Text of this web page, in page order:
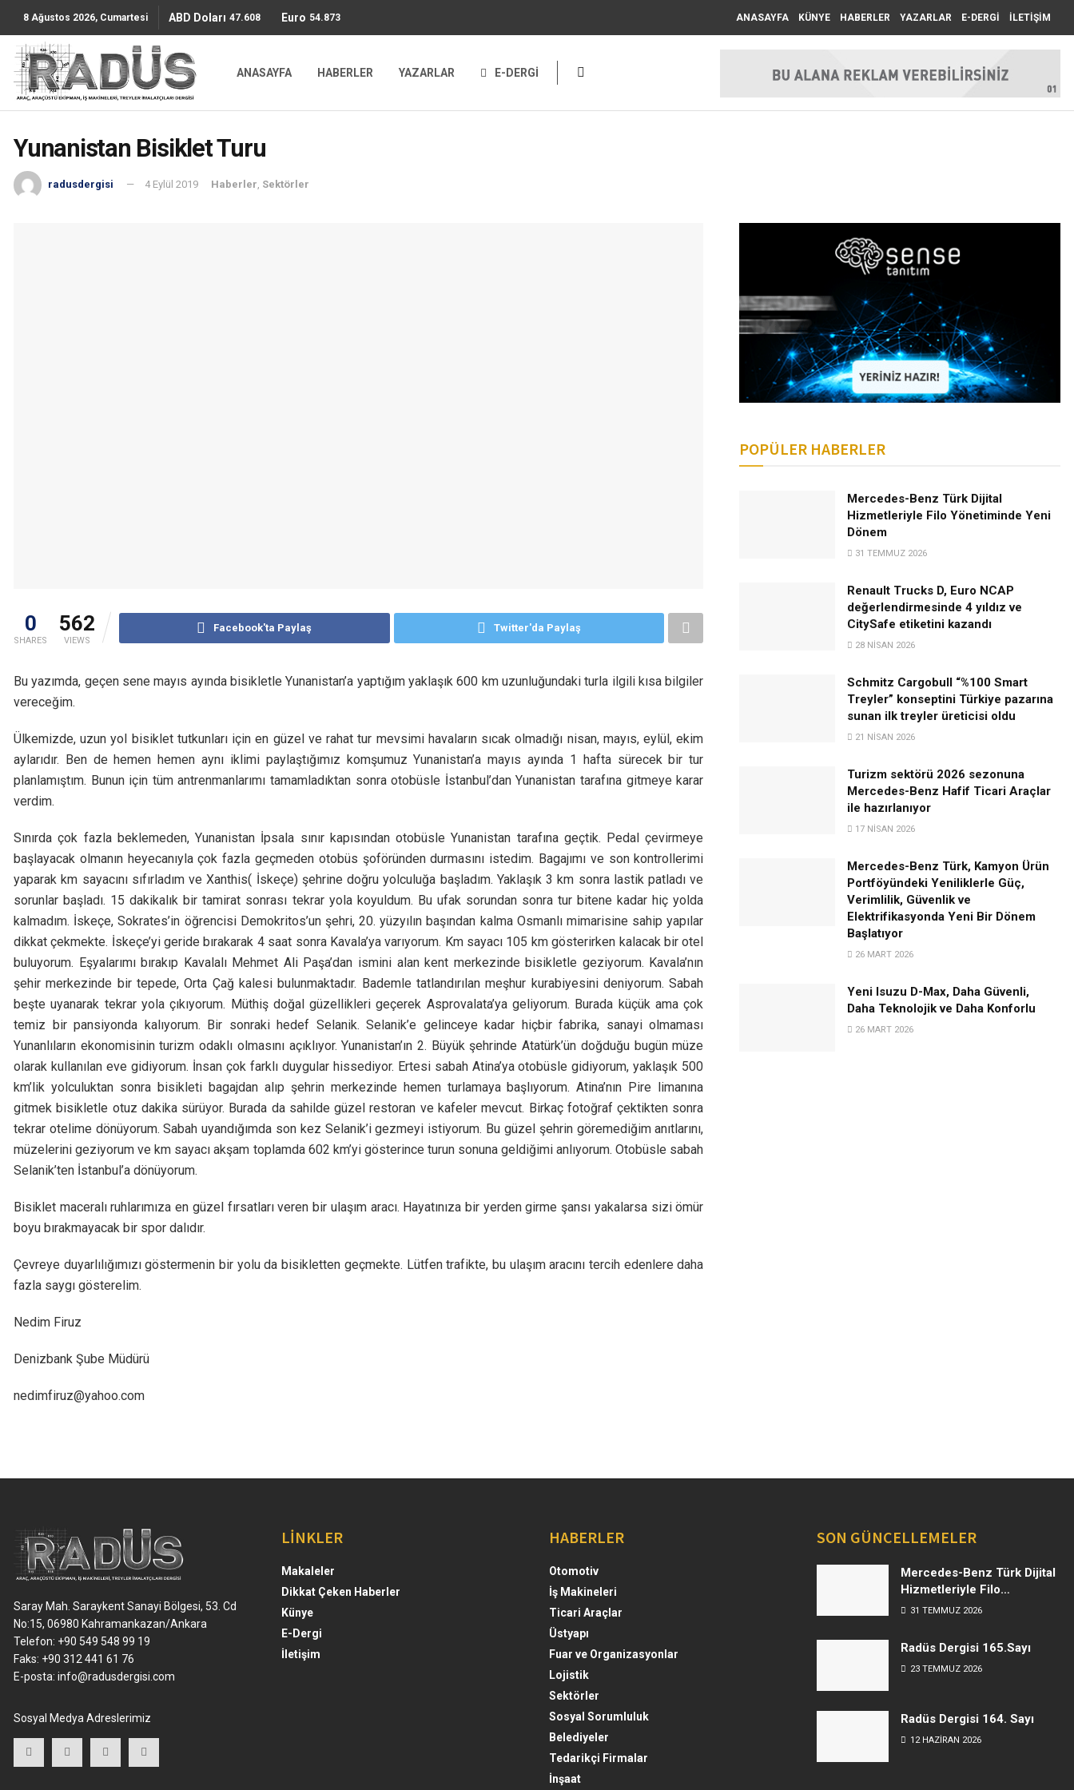
8 Ağustos 2026, Cumartesi ABD Doları 47.6085 Euro 54.8736 ANASAYFA KÜNYE HABERLER YAZARLAR E-DERGİ İLETİŞİM
ANASAYFA HABERLER YAZARLAR E-DERGİ
Yunanistan Bisiklet Turu
radusdergisi 4 Eylül 2019 Haberler, Sektörler
0
SHARES
562
VIEWS
Facebook'ta Paylaş Twitter'da Paylaş
Bu yazımda, geçen sene mayıs ayında bisikletle Yunanistan’a yaptığım yaklaşık 600 km uzunluğundaki turla ilgili kısa bilgiler
vereceğim.
Ülkemizde, uzun yol bisiklet tutkunları için en güzel ve rahat tur mevsimi havaların sıcak olmadığı nisan, mayıs, eylül, ekim
aylarıdır. Ben de hemen hemen aynı iklimi paylaştığımız komşumuz Yunanistan’a mayıs ayında 1 hafta sürecek bir tur
planlamıştım. Bunun için tüm antrenmanlarımı tamamladıktan sonra otobüsle İstanbul’dan Yunanistan tarafına gitmeye karar
verdim.
Sınırda çok fazla beklemeden, Yunanistan İpsala sınır kapısından otobüsle Yunanistan tarafına geçtik. Pedal çevirmeye
başlayacak olmanın heyecanıyla çok fazla geçmeden otobüs şoföründen durmasını istedim. Bagajımı ve son kontrollerimi
yaparak km sayacını sıfırladım ve Xanthis( İskeçe) şehrine doğru yolculuğa başladım. Yaklaşık 3 km sonra lastik patladı ve
sorunlar başladı. 15 dakikalık bir tamirat sonrası tekrar yola koyuldum. Bu ufak sorundan sonra tur bitene kadar hiç yolda
kalmadım. İskeçe, Sokrates’in öğrencisi Demokritos’un şehri, 20. yüzyılın başından kalma Osmanlı mimarisine sahip yapılar
dikkat çekmekte. İskeçe’yi geride bırakarak 4 saat sonra Kavala’ya varıyorum. Km sayacı 105 km gösterirken kalacak bir otel
buluyorum. Eşyalarımı bırakıp Kavalalı Mehmet Ali Paşa’dan ismini alan kent merkezinde bisikletle geziyorum. Kavala’nın
şehir merkezinde bir tepede, Orta Çağ kalesi bulunmaktadır. Bademle tatlandırılan meşhur kurabiyesini deniyorum. Sabah
beşte uyanarak tekrar yola çıkıyorum. Müthiş doğal güzellikleri geçerek Asprovalata’ya geliyorum. Burada küçük ama çok
temiz bir pansiyonda kalıyorum. Bir sonraki hedef Selanik. Selanik’e gelinceye kadar hiçbir fabrika, sanayi olmaması
Yunanlıların ekonomisinin turizm odaklı olmasını açıklıyor. Yunanistan’ın 2. Büyük şehrinde Atatürk’ün doğduğu bugün müze
olarak kullanılan eve gidiyorum. İnsan çok farklı duygular hissediyor. Ertesi sabah Atina’ya otobüsle gidiyorum, yaklaşık 500
km’lik yolculuktan sonra bisikleti bagajdan alıp şehrin merkezinde hemen turlamaya başlıyorum. Atina’nın Pire limanına
gitmek bisikletle otuz dakika sürüyor. Burada da sahilde güzel restoran ve kafeler mevcut. Birkaç fotoğraf çektikten sonra
tekrar otelime dönüyorum. Sabah uyandığımda son kez Selanik’i gezmeyi istiyorum. Bu güzel şehrin göremediğim anıtlarını,
müzelerini geziyorum ve km sayacı akşam toplamda 602 km’yi gösterince turun sonuna geldiğimi anlıyorum. Otobüsle sabah
Selanik’ten İstanbul’a dönüyorum.
Bisiklet maceralı ruhlarımıza en güzel fırsatları veren bir ulaşım aracı. Hayatınıza bir yerden girme şansı yakalarsa sizi ömür
boyu bırakmayacak bir spor dalıdır.
Çevreye duyarlılığımızı göstermenin bir yolu da bisikletten geçmekte. Lütfen trafikte, bu ulaşım aracını tercih edenlere daha
fazla saygı gösterelim.
Nedim Firuz
Denizbank Şube Müdürü
nedimfiruz@yahoo.com
POPÜLER HABERLER
Mercedes-Benz Türk Dijital
Hizmetleriyle Filo Yönetiminde Yeni
Dönem
31 TEMMUZ 2026
Renault Trucks D, Euro NCAP
değerlendirmesinde 4 yıldız ve
CitySafe etiketini kazandı
28 NISAN 2026
Schmitz Cargobull “%100 Smart
Treyler” konseptini Türkiye pazarına
sunan ilk treyler üreticisi oldu
21 NISAN 2026
Turizm sektörü 2026 sezonuna
Mercedes-Benz Hafif Ticari Araçlar
ile hazırlanıyor
17 NISAN 2026
Mercedes-Benz Türk, Kamyon Ürün
Portföyündeki Yeniliklerle Güç,
Verimlilik, Güvenlik ve
Elektrifikasyonda Yeni Bir Dönem
Başlatıyor
26 MART 2026
Yeni Isuzu D-Max, Daha Güvenli,
Daha Teknolojik ve Daha Konforlu
26 MART 2026
Saray Mah. Saraykent Sanayi Bölgesi, 53. Cd
No:15, 06980 Kahramankazan/Ankara
Telefon: +90 549 548 99 19
Faks: +90 312 441 61 76
E-posta: info@radusdergisi.com
Sosyal Medya Adreslerimiz
LİNKLER
Makaleler
Dikkat Çeken Haberler
Künye
E-Dergi
İletişim
HABERLER
Otomotiv
İş Makineleri
Ticari Araçlar
Üstyapı
Fuar ve Organizasyonlar
Lojistik
Sektörler
Sosyal Sorumluluk
Belediyeler
Tedarikçi Firmalar
İnşaat
SON GÜNCELLEMELER
Mercedes-Benz Türk Dijital
Hizmetleriyle Filo
Yönetiminde Yeni Dönem
31 TEMMUZ 2026
Radüs Dergisi 165.Sayı
23 TEMMUZ 2026
Radüs Dergisi 164. Sayı
12 HAZIRAN 2026